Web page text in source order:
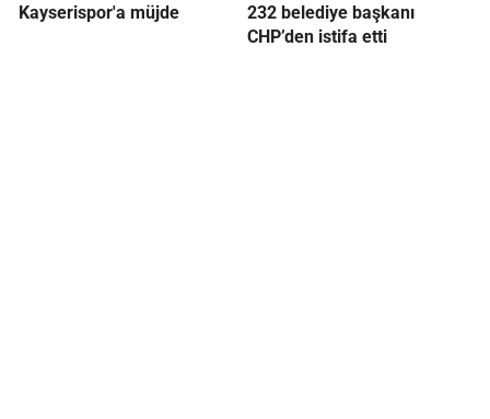
Kayserispor'a müjde
232 belediye başkanı
CHP’den istifa etti